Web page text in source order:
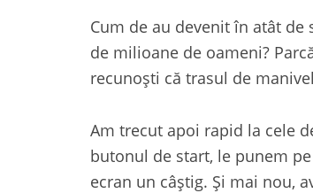
Cum de au devenit în atât
de milioane de oameni?
recunoști că trasul de
Am trecut apoi rapid la cele
butonul de start, le punem
ecran un câștig. Şi mai nou,